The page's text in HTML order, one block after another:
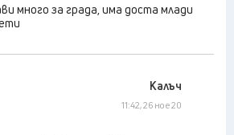
много за града, има доста млади
Калъч
11:42, 26 ное 20